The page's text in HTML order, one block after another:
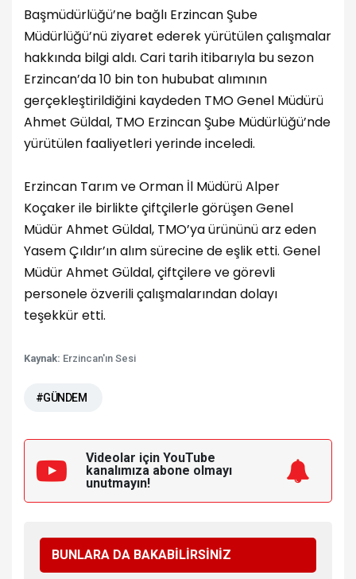
Başmüdürlüğü’ne bağlı Erzincan Şube
Müdürlüğü’nü ziyaret ederek yürütülen çalışmalar
hakkında bilgi aldı. Cari tarih itibarıyla bu sezon
Erzincan’da 10 bin ton hububat alımının
gerçekleştirildiğini kaydeden TMO Genel Müdürü
Ahmet Güldal, TMO Erzincan Şube Müdürlüğü’nde
yürütülen faaliyetleri yerinde inceledi.
Erzincan Tarım ve Orman İl Müdürü Alper
Koçaker ile birlikte çiftçilerle görüşen Genel
Müdür Ahmet Güldal, TMO’ya ürününü arz eden
Yasem Çıldır’ın alım sürecine de eşlik etti. Genel
Müdür Ahmet Güldal, çiftçilere ve görevli
personele özverili çalışmalarından dolayı
teşekkür etti.
Kaynak: Erzincan'ın Sesi
#GÜNDEM
Videolar için YouTube
kanalımıza abone olmayı
unutmayın!
BUNLARA DA BAKABİLİRSİNİZ